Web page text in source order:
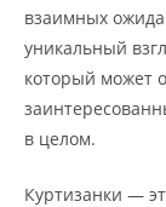
взаимных
уникальный
который может
в целом.
Куртизанки —